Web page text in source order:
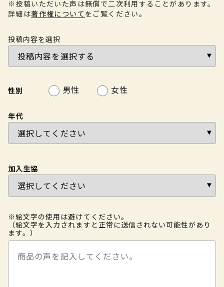
※投稿いただいた声は無償で二次利用することがあります。
詳細は著作権について をご覧ください。
投稿内容を選択
性別 男性 女性
年代
加入生協
※絵文字の使用は避けてください。
（絵文字を入力されますと正常に送信されない可能性があり
ます。）